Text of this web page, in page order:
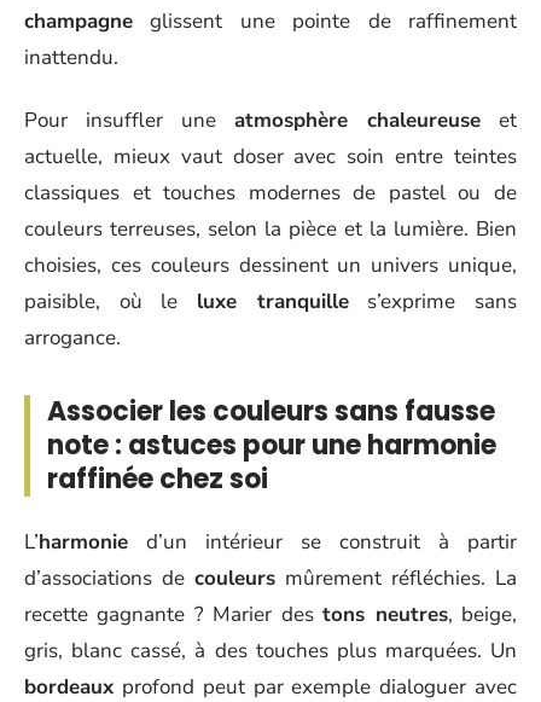
champagne glissent une pointe de raffinement
inattendu.
Pour insuffler une atmosphère chaleureuse et
actuelle, mieux vaut doser avec soin entre teintes
classiques et touches modernes de pastel ou de
couleurs terreuses, selon la pièce et la lumière. Bien
choisies, ces couleurs dessinent un univers unique,
paisible, où le luxe tranquilles’exprime sans
arrogance.
Associer les couleurs sans fausse
note : astuces pour une harmonie
raffinée chez soi
L’harmonie d’un intérieur se construit à partir
d’associations de couleurs mûrement réfléchies. La
recette gagnante ? Marier destons neutres, beige,
gris, blanc cassé, à des touches plus marquées. Un
bordeaux profond peut par exemple dialoguer avec